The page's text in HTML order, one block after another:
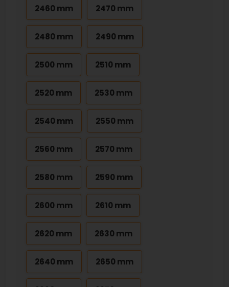
2460 mm 2470 mm
2480 mm 2490 mm
2500 mm 2510 mm
2520 mm 2530 mm
2540 mm 2550 mm
2560 mm 2570 mm
2580 mm 2590 mm
2600 mm 2610 mm
2620 mm 2630 mm
2640 mm 2650 mm